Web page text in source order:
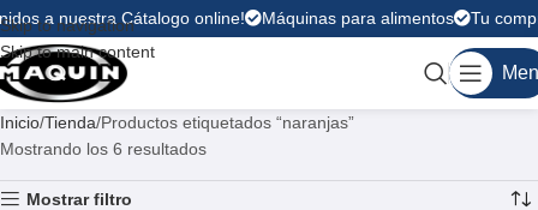
Skip to navigation
Skip to main content
a nuestra Cátalogo online! Máquinas para alimentos Tu
Inicio Tienda Productos etiquetados “naranjas”
Mostrando los 6 resultados
Mostrar filtro